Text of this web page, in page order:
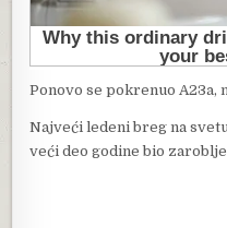
Ponovo se pokrenuo A23a,
Najveći ledeni breg na
veći deo godine bio